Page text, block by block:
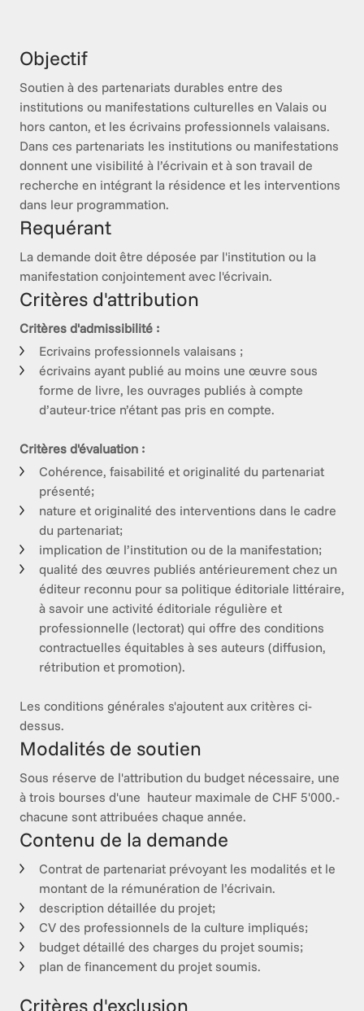
Objectif
Soutien à des partenariats durables entre des
institutions ou manifestations culturelles en Valais ou
hors canton, et les écrivains professionnels valaisans.
Dans ces partenariats les institutions ou manifestations
donnent une visibilité à l’écrivain et à son travail de
recherche en intégrant la résidence et les interventions
Requérant
La demande doit être déposée par l'institution ou la
manifestation conjointement avec l'écrivain.
Critères d'attribution
Critères d'admissibilité :
Ecrivains professionnels valaisans ;
écrivains ayant publié au moins une œuvre sous
forme de livre, les ouvrages publiés à compte
d’auteur·trice n’étant pas pris en compte.
Critères d'évaluation :
Cohérence, faisabilité et originalité du partenariat
présenté;
nature et originalité des interventions dans le cadre
du partenariat;
implication de l’institution ou de la manifestation;
qualité des œuvres publiés antérieurement chez un
éditeur reconnu pour sa politique éditoriale littéraire,
à savoir une activité éditoriale régulière et
professionnelle (lectorat) qui offre des conditions
contractuelles équitables à ses auteurs (diffusion,
rétribution et promotion).
Les conditions générales s'ajoutent aux critères ci-
dessus.
Modalités de soutien
Sous réserve de l'attribution du budget nécessaire, une
à trois bourses d'une  hauteur maximale de CHF 5'000.-
chacune sont attribuées chaque année.
Contenu de la demande
Contrat de partenariat prévoyant les modalités et le
montant de la rémunération de l’écrivain.
description détaillée du projet;
CV des professionnels de la culture impliqués;
budget détaillé des charges du projet soumis;
plan de financement du projet soumis.
Critères d'exclusion